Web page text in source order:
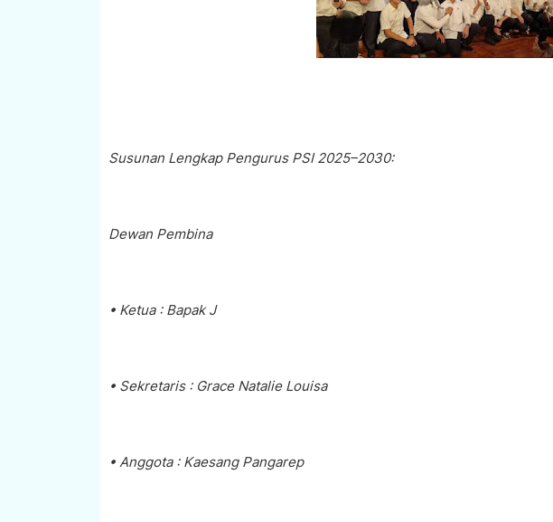
Susunan Lengkap Pengurus PSI 2025–2030:
Dewan Pembina
• Ketua : Bapak J
• Sekretaris : Grace Natalie Louisa
• Anggota : Kaesang Pangarep